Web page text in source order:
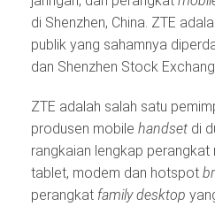
di Shenzhen, China. ZTE
publik yang sahamnya
dan Shenzhen Stock
ZTE adalah salah satu
produsen mobile handset di
rangkaian lengkap
tablet, modem dan hotspot
perangkat family desktop